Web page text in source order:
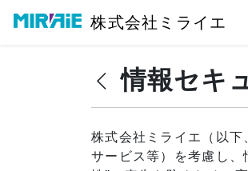
株式会社ミライエ
情報セキ
株式会社ミライエ（以
サービス等）を考慮し